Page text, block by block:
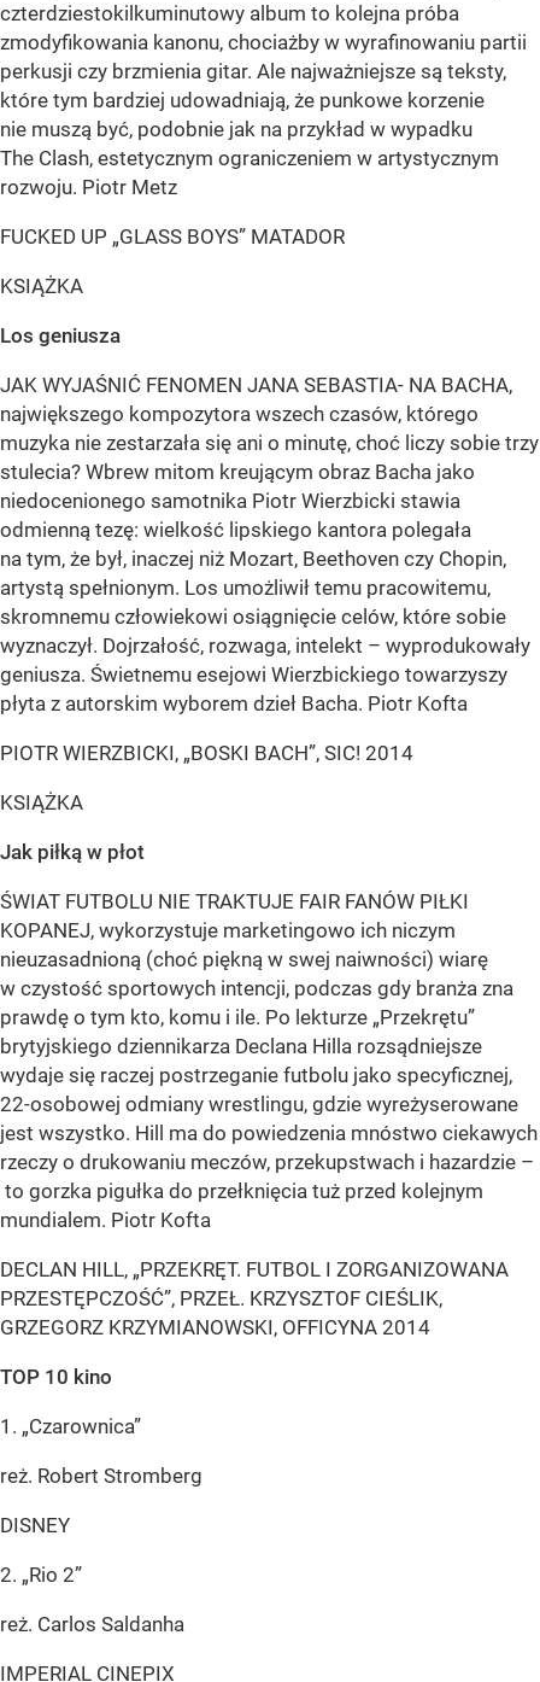
czterdziestokilkuminutowy album to kolejna próba
zmodyfikowania kanonu, chociażby w wyrafinowaniu partii
perkusji czy brzmienia gitar. Ale najważniejsze są teksty,
które tym bardziej udowadniają, że punkowe korzenie
nie muszą być, podobnie jak na przykład w wypadku
The Clash, estetycznym ograniczeniem w artystycznym
rozwoju. Piotr Metz
FUCKED UP „GLASS BOYS” MATADOR
KSIĄŻKA
Los geniusza
JAK WYJAŚNIĆ FENOMEN JANA SEBASTIA- NA BACHA,
największego kompozytora wszech czasów, którego
muzyka nie zestarzała się ani o minutę, choć liczy sobie trzy
stulecia? Wbrew mitom kreującym obraz Bacha jako
niedocenionego samotnika Piotr Wierzbicki stawia
odmienną tezę: wielkość lipskiego kantora polegała
na tym, że był, inaczej niż Mozart, Beethoven czy Chopin,
artystą spełnionym. Los umożliwił temu pracowitemu,
skromnemu człowiekowi osiągnięcie celów, które sobie
wyznaczył. Dojrzałość, rozwaga, intelekt – wyprodukowały
geniusza. Świetnemu esejowi Wierzbickiego towarzyszy
płyta z autorskim wyborem dzieł Bacha. Piotr Kofta
PIOTR WIERZBICKI, „BOSKI BACH”, SIC! 2014
KSIĄŻKA
Jak piłką w płot
ŚWIAT FUTBOLU NIE TRAKTUJE FAIR FANÓW PIŁKI
KOPANEJ, wykorzystuje marketingowo ich niczym
nieuzasadnioną (choć piękną w swej naiwności) wiarę
w czystość sportowych intencji, podczas gdy branża zna
prawdę o tym kto, komu i ile. Po lekturze „Przekrętu”
brytyjskiego dziennikarza Declana Hilla rozsądniejsze
wydaje się raczej postrzeganie futbolu jako specyficznej,
22-osobowej odmiany wrestlingu, gdzie wyreżyserowane
jest wszystko. Hill ma do powiedzenia mnóstwo ciekawych
rzeczy o drukowaniu meczów, przekupstwach i hazardzie –
to gorzka pigułka do przełknięcia tuż przed kolejnym
mundialem. Piotr Kofta
DECLAN HILL, „PRZEKRĘT. FUTBOL I ZORGANIZOWANA
PRZESTĘPCZOŚĆ”, PRZEŁ. KRZYSZTOF CIEŚLIK,
GRZEGORZ KRZYMIANOWSKI, OFFICYNA 2014
TOP 10 kino
1. „Czarownica”
reż. Robert Stromberg
DISNEY
2. „Rio 2”
reż. Carlos Saldanha
IMPERIAL CINEPIX